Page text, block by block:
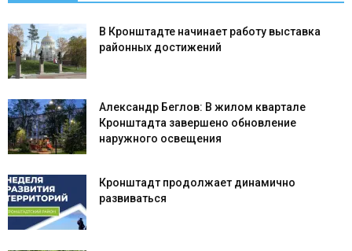
В Кронштадте начинает работу выставка
районных достижений
Александр Беглов: В жилом квартале
Кронштадта завершено обновление
наружного освещения
Кронштадт продолжает динамично
развиваться